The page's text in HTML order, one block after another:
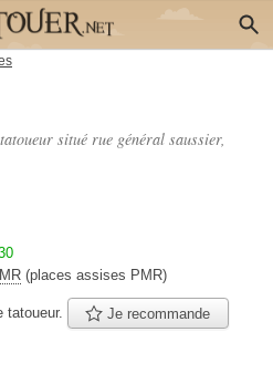
situé rue général saussier,
(places assises PMR)
tatoueur. Je recommande